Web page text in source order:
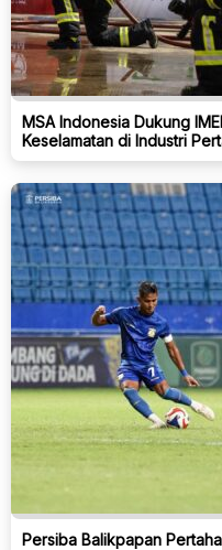
MSA Indonesia Dukung
Keselamatan di Industri
Persiba Balikpapan